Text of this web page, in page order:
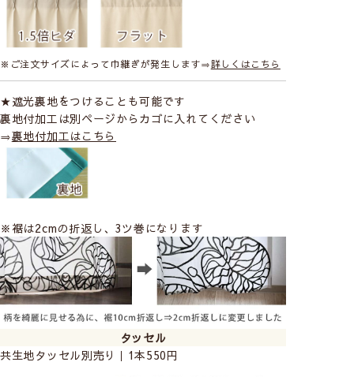
※ご注文サイズによって巾継ぎが発生します⇒詳しくはこちら
★遮光裏地をつけることも可能です
裏地付加工は別ページからカゴに入れてください
⇒裏地付加工はこちら
※裾は2cmの折返し、3ツ巻になります
タッセル
共生地タッセル別売り｜1本550円